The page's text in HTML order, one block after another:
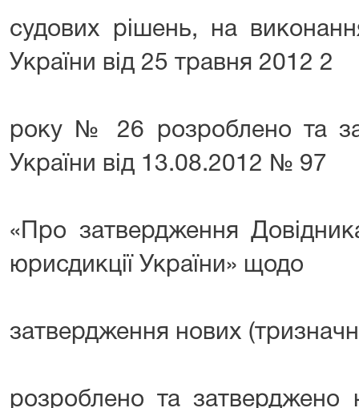
судових рішень, на
України від 25 травня 2012 2
року № 26 розроблено та
України від 13.08.2012 № 97
«Про затвердження
юрисдикції України» щодо
затвердження нових
розроблено та затверджено